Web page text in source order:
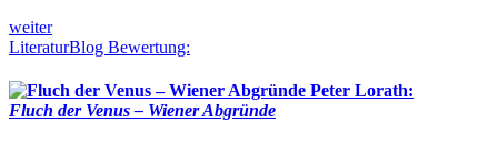
weiter
LiteraturBlog Bewertung:
Peter Lorath:
Fluch der Venus – Wiener Abgründe